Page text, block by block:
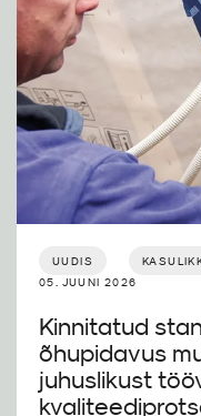
UUDIS
05. JUUNI 2026
Kinnitatud
õhupidavus
juhuslikust